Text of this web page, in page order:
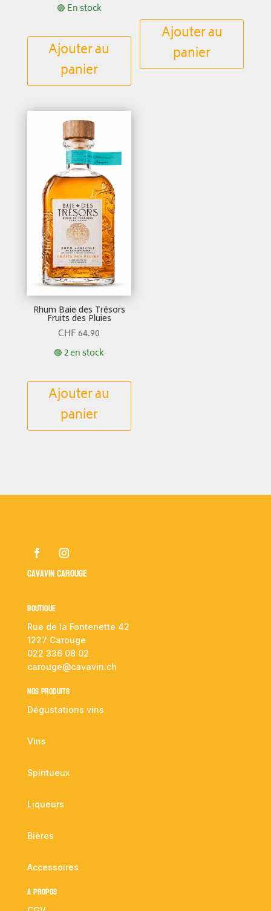
🟢 En stock
Ajouter au
panier
Ajouter au
panier
Rhum Baie des Trésors
Fruits des Pluies
CHF64.90
🟢 2 en stock
Ajouter au
panier
Cavavin Carouge
Boutique
Rue de la Fontenette 42
1227 Carouge
022 336 08 02
carouge@cavavin.ch
NOS PRODUITS
Dégustations vins
Vins
Spiritueux
Liqueurs
Bières
Accessoires
A propos